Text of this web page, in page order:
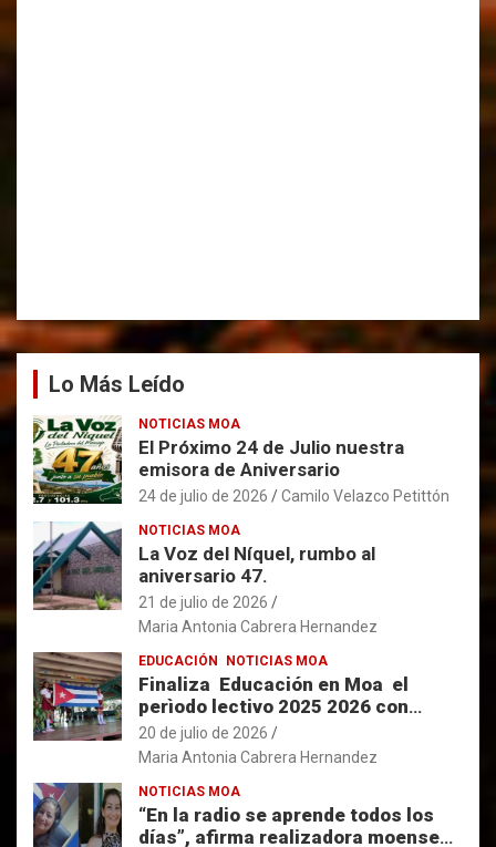
Lo Más Leído
NOTICIAS MOA
El Próximo 24 de Julio nuestra
emisora de Aniversario
24 de julio de 2026 Camilo Velazco Petittón
NOTICIAS MOA
La Voz del Níquel, rumbo al
aniversario 47.
21 de julio de 2026
Maria Antonia Cabrera Hernandez
EDUCACIÓN NOTICIAS MOA
Finaliza Educación en Moa el
perìodo lectivo 2025 2026 con
resultados favorables.
20 de julio de 2026
Maria Antonia Cabrera Hernandez
NOTICIAS MOA
“En la radio se aprende todos los
días”, afirma realizadora moense